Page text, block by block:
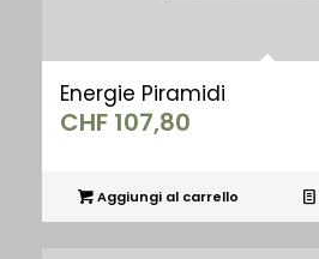
Energie Piramidi
CHF107,80
Aggiungi al carrello